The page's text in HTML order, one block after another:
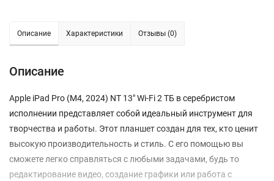
Описание Характеристики Отзывы (0)
Описание
Apple iPad Pro (M4, 2024) NT 13" Wi-Fi 2 ТБ в серебристом
исполнении представляет собой идеальный инструмент для
творчества и работы. Этот планшет создан для тех, кто ценит
высокую производительность и стиль. С его помощью вы
сможете легко справляться с любыми задачами, будь то
редактирование видео, создание графики или работа с